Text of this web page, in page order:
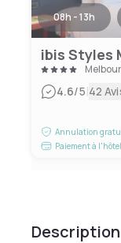
08h - 13h
ibis Styles
4.6/5|42
Annulation
Paiement à l'hôtel
Description